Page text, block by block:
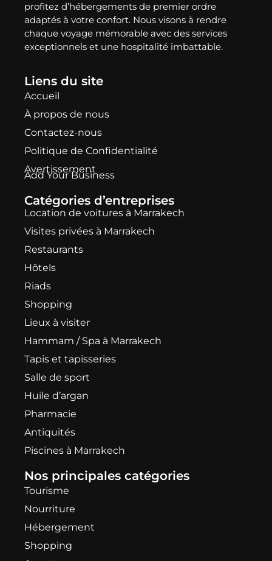
profitez d’hébergements de premier ordre
adaptés à votre confort. Nous visons à rendre
chaque voyage mémorable avec des services
exceptionnels et une hospitalité imbattable.
Liens du site
Accueil
À propos de nous
Contactez-nous
Politique de Confidentialité
Avertissement
Add Your Business
Catégories d’entreprises
Location de voitures à Marrakech
Visites privées à Marrakech
Restaurants
Hôtels
Riads
Shopping
Lieux à visiter
Hammam / Spa à Marrakech
Tapis et tapisseries
Salle de sport
Huile d’argan
Pharmacie
Antiquités
Piscines à Marrakech
Nos principales catégories
Tourisme
Nourriture
Hébergement
Shopping